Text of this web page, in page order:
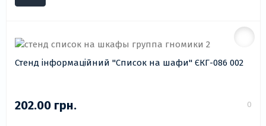
Стенд інформаційний "Список на шафи" ЄКГ-086 002
202.00 грн. 0